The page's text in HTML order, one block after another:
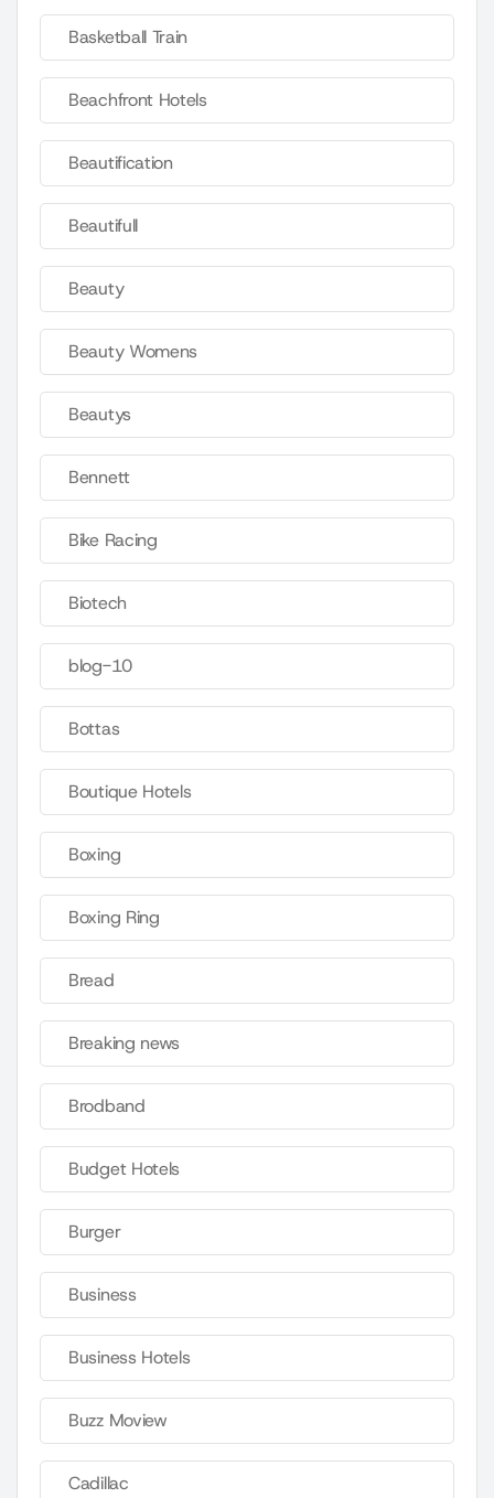
Basketball Train
Beachfront Hotels
Beautification
Beautifull
Beauty
Beauty Womens
Beautys
Bennett
Bike Racing
Biotech
blog-10
Bottas
Boutique Hotels
Boxing
Boxing Ring
Bread
Breaking news
Brodband
Budget Hotels
Burger
Business
Business Hotels
Buzz Moview
Cadillac